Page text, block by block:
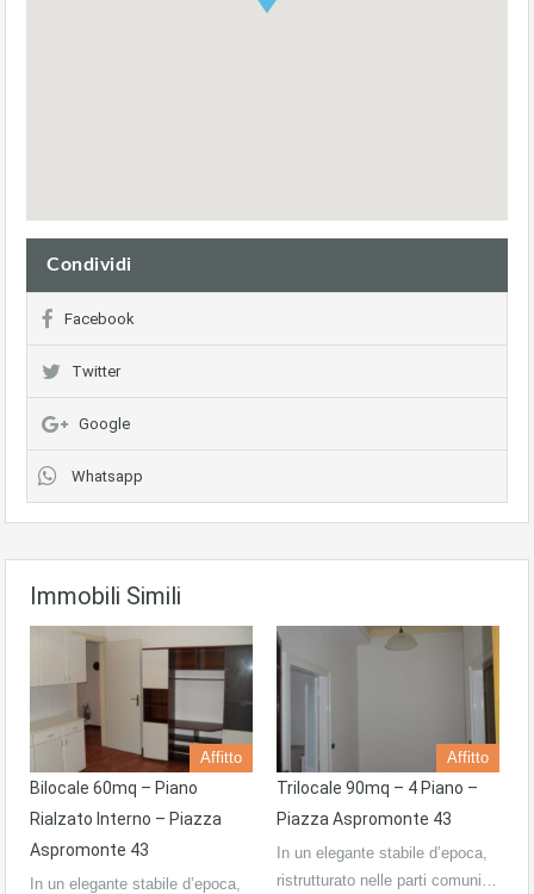
Condividi
Facebook
Twitter
Google
Whatsapp
Immobili Simili
Affitto
Bilocale 60mq – Piano
Rialzato Interno – Piazza
Aspromonte 43
In un elegante stabile d’epoca,
Affitto
Trilocale 90mq – 4 Piano –
Piazza Aspromonte 43
In un elegante stabile d’epoca,
ristrutturato nelle parti comuni…